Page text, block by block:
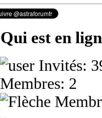
Qui est en
Invités:
Membres: 2